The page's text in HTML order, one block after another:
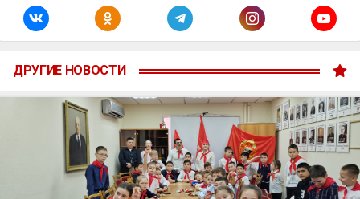
ДРУГИЕ НОВОСТИ